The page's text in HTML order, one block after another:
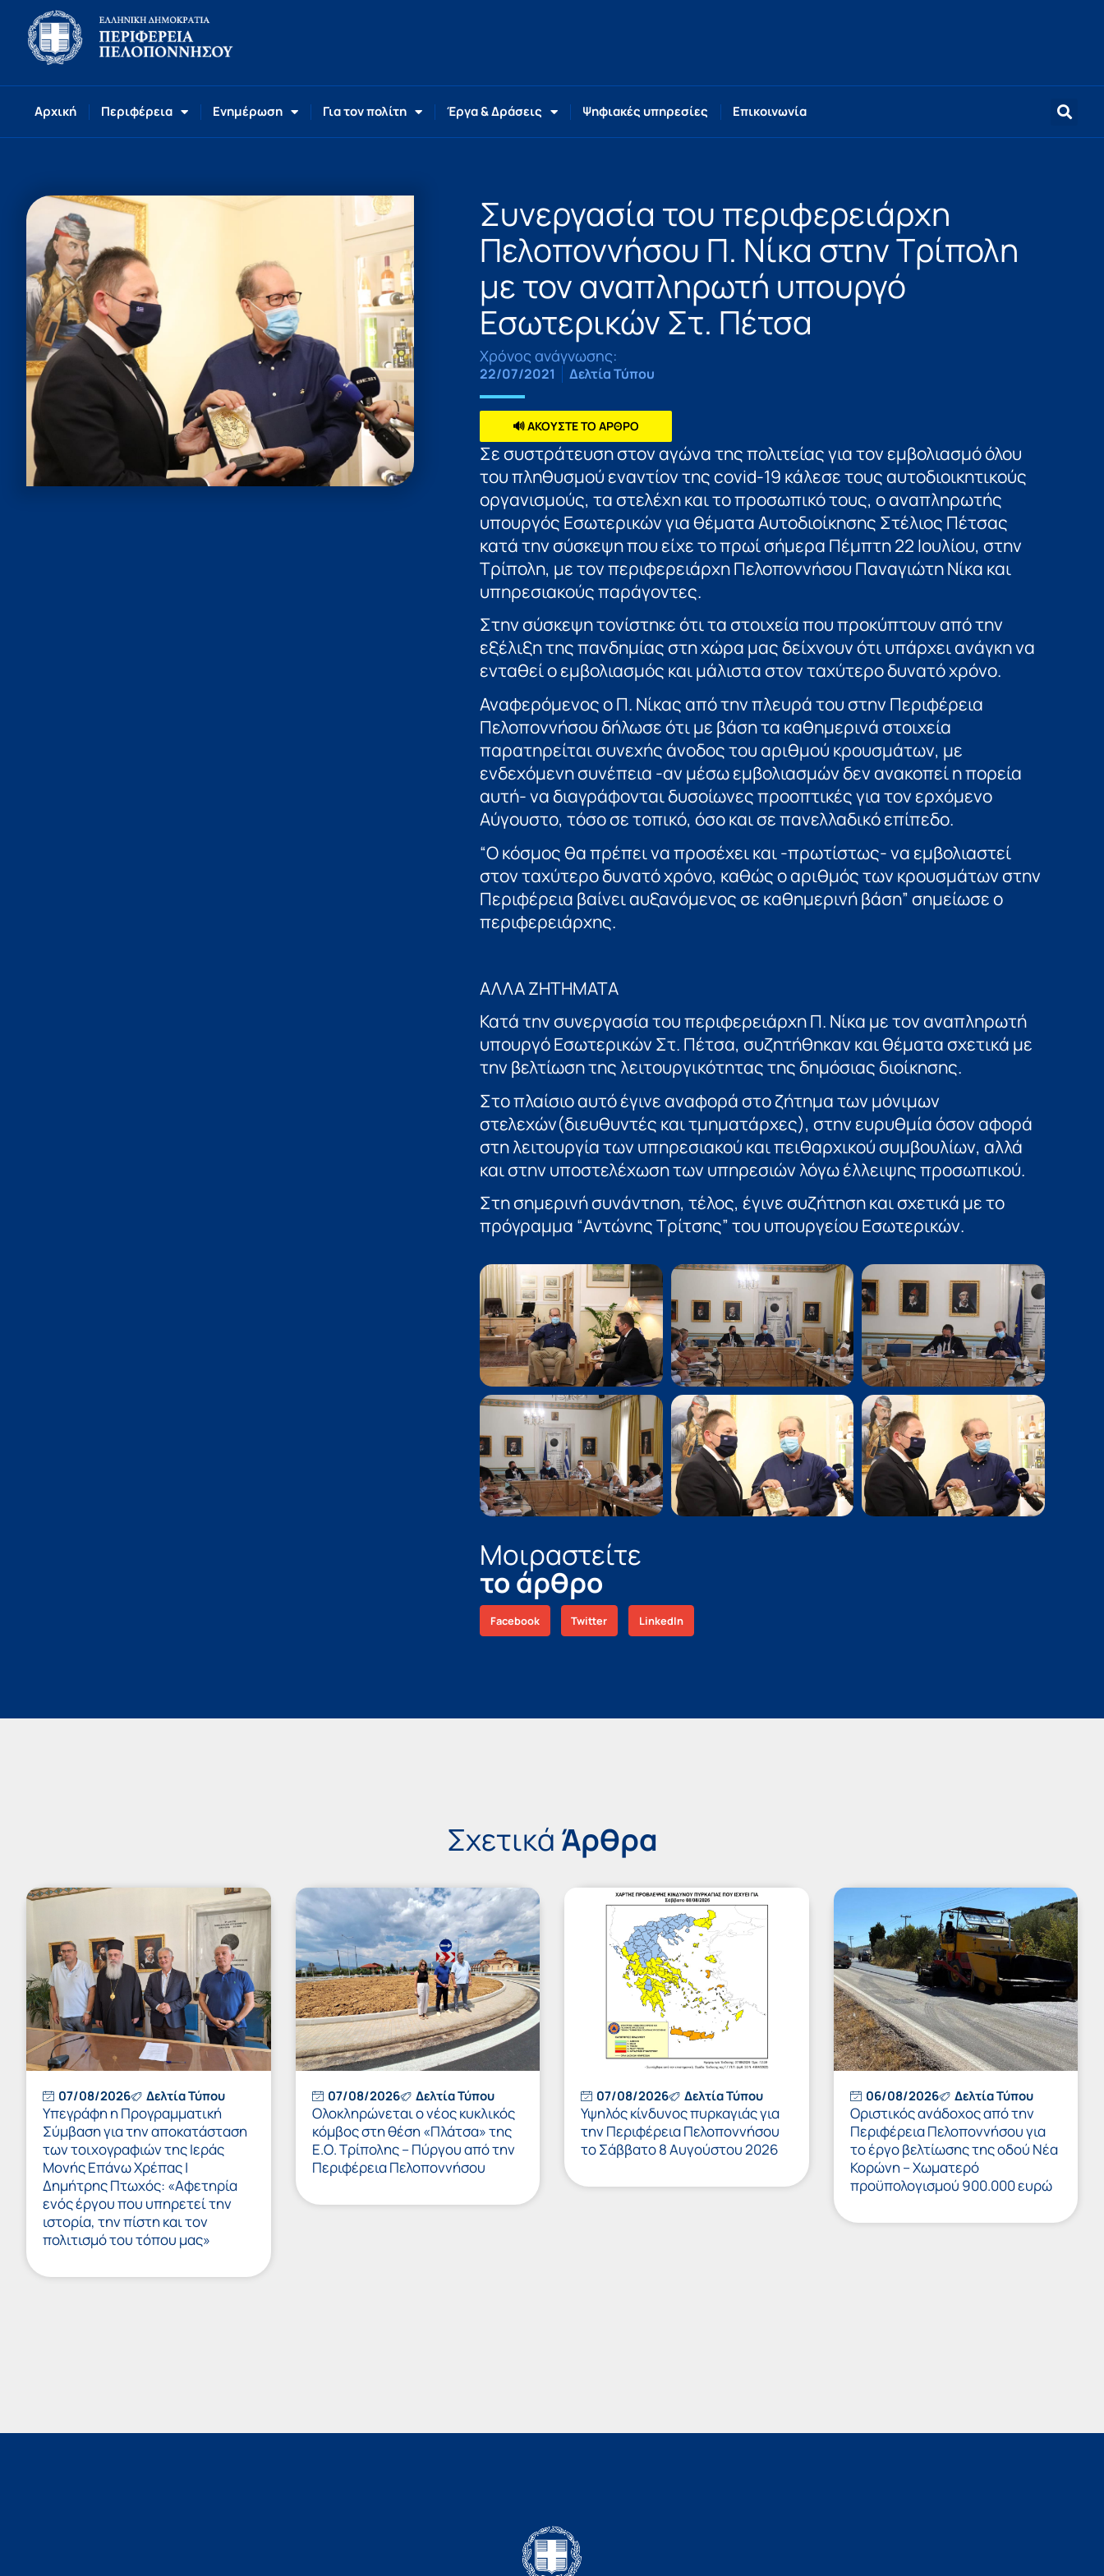
Αρχική Περιφέρεια Ενημέρωση Για τον πολίτη Έργα & Δράσεις Ψηφιακές υπηρεσίες Επικοινωνία
Συνεργασία του περιφερειάρχη
Πελοποννήσου Π. Νίκα στην Τρίπολη
με τον αναπληρωτή υπουργό
Εσωτερικών Στ. Πέτσα
Χρόνος ανάγνωσης:
22/07/2021 Δελτία Τύπου
🔊 ΑΚΟΥΣΤΕ ΤΟ ΑΡΘΡΟ
Σε συστράτευση στον αγώνα της πολιτείας για τον εμβολιασμό όλου
του πληθυσμού εναντίον της covid-19 κάλεσε τους αυτοδιοικητικούς
οργανισμούς, τα στελέχη και το προσωπικό τους, ο αναπληρωτής
υπουργός Εσωτερικών για θέματα Αυτοδιοίκησης Στέλιος Πέτσας
κατά την σύσκεψη που είχε το πρωί σήμερα Πέμπτη 22 Ιουλίου, στην
Τρίπολη, με τον περιφερειάρχη Πελοποννήσου Παναγιώτη Νίκα και
υπηρεσιακούς παράγοντες.
Στην σύσκεψη τονίστηκε ότι τα στοιχεία που προκύπτουν από την
εξέλιξη της πανδημίας στη χώρα μας δείχνουν ότι υπάρχει ανάγκη να
ενταθεί ο εμβολιασμός και μάλιστα στον ταχύτερο δυνατό χρόνο.
Αναφερόμενος ο Π. Νίκας από την πλευρά του στην Περιφέρεια
Πελοποννήσου δήλωσε ότι με βάση τα καθημερινά στοιχεία
παρατηρείται συνεχής άνοδος του αριθμού κρουσμάτων, με
ενδεχόμενη συνέπεια -αν μέσω εμβολιασμών δεν ανακοπεί η πορεία
αυτή- να διαγράφονται δυσοίωνες προοπτικές για τον ερχόμενο
Αύγουστο, τόσο σε τοπικό, όσο και σε πανελλαδικό επίπεδο.
“Ο κόσμος θα πρέπει να προσέχει και -πρωτίστως- να εμβολιαστεί
στον ταχύτερο δυνατό χρόνο, καθώς ο αριθμός των κρουσμάτων στην
Περιφέρεια βαίνει αυξανόμενος σε καθημερινή βάση” σημείωσε ο
περιφερειάρχης.
ΑΛΛΑ ΖΗΤΗΜΑΤΑ
Κατά την συνεργασία του περιφερειάρχη Π. Νίκα με τον αναπληρωτή
υπουργό Εσωτερικών Στ. Πέτσα, συζητήθηκαν και θέματα σχετικά με
την βελτίωση της λειτουργικότητας της δημόσιας διοίκησης.
Στο πλαίσιο αυτό έγινε αναφορά στο ζήτημα των μόνιμων
στελεχών(διευθυντές και τμηματάρχες), στην ευρυθμία όσον αφορά
στη λειτουργία των υπηρεσιακού και πειθαρχικού συμβουλίων, αλλά
και στην υποστελέχωση των υπηρεσιών λόγω έλλειψης προσωπικού.
Στη σημερινή συνάντηση, τέλος, έγινε συζήτηση και σχετικά με το
πρόγραμμα “Αντώνης Τρίτσης” του υπουργείου Εσωτερικών.
Μοιραστείτε
το άρθρο
Facebook Twitter LinkedIn
Σχετικά Άρθρα
07/08/2026 Δελτία Τύπου
Υπεγράφη η Προγραμματική
Σύμβαση για την αποκατάσταση
των τοιχογραφιών της Ιεράς
Μονής Επάνω Χρέπας |
Δημήτρης Πτωχός: «Αφετηρία
ενός έργου που υπηρετεί την
ιστορία, την πίστη και τον
πολιτισμό του τόπου μας»
07/08/2026 Δελτία Τύπου
Ολοκληρώνεται ο νέος κυκλικός
κόμβος στη θέση «Πλάτσα» της
Ε.Ο. Τρίπολης – Πύργου από την
Περιφέρεια Πελοποννήσου
07/08/2026 Δελτία Τύπου
Υψηλός κίνδυνος πυρκαγιάς για
την Περιφέρεια Πελοποννήσου
το Σάββατο 8 Αυγούστου 2026
06/08/2026 Δελτία Τύπου
Οριστικός ανάδοχος από την
Περιφέρεια Πελοποννήσου για
το έργο βελτίωσης της οδού Νέα
Κορώνη – Χωματερό
προϋπολογισμού 900.000 ευρώ